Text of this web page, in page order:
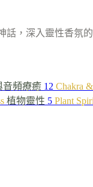
話，深入靈性香氛的
音頻療癒 12 Chakra &
植物靈性 5 Plant